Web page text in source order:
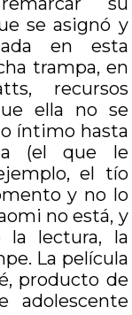
se asignó y
en esta
trampa, en
recursos
ella no se
íntimo hasta
(el que le
el tío
y no lo
no está, y
lectura, la
La película
producto de
adolescente